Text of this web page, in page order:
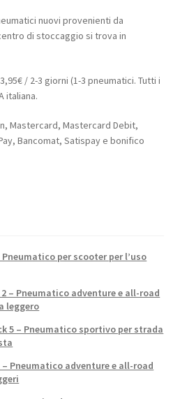
nuovi provenienti da
di stoccaggio si trova in
/ 2-3 giorni (1-3 pneumatici. Tutti i
italiana.
Mastercard, Mastercard Debit,
Bancomat, Satispay e bonifico
per scooter per l’uso
– Pneumatico adventure e all-road
leggero
5 – Pneumatico sportivo per strada
– Pneumatico adventure e all-road